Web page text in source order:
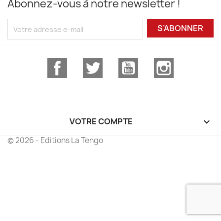
Abonnez-vous à notre newsletter !
S’ABONNER
Facebook Twitter YouTube
VOTRE COMPTE 
© 2026 - Editions La Tengo